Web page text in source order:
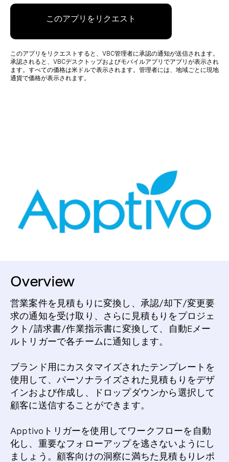
このアプリをリクエスト
このアプリをリクエストすると、VBC管理者に承認の通知が送信されます。
承認されると、VBCデスクトップおよびモバイルアプリでアプリが表示され
ます。すべての価格は米ドルで表示されます。管理者には、地域ごとに現地
通貨で価格が表示されます。
Overview
営業案件を見積もりに変換し、承認/却下/変更要
求の通知を受け取り、さらに見積もりをプロジェ
クト/請求書/作業指示書に変換して、自動Eメー
ルトリガーで各チームに通知します。
ブランド用にカスタマイズされたテンプレートを
使用して、パーソナライズされた見積もりをデザ
インおよび作成し、ドロップダウンから選択して
顧客に送信することができます。
Apptivoトリガーを使用してワークフローを自動
化し、重要なフォローアップを逃さないようにし
ましょう。顧客向けの洞察に満ちた見積もりレポ